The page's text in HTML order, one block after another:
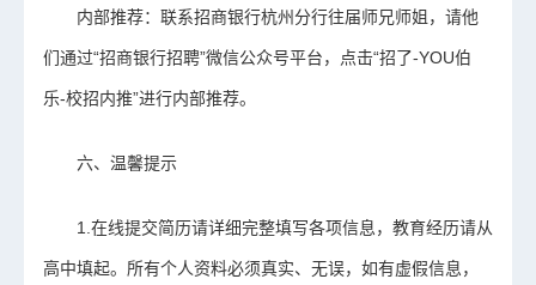
内部推荐： 联系招商银行杭州分行往届师兄师姐，请他
们通过“招商银行招聘”微信公众号平台，点击“招了-YOU伯
乐-校招内推”进行内部推荐。
六、温馨提示
1.在线提交简历请详细完整填写各项信息，教育经历请从
高中填起。所有个人资料必须真实、无误，如有虚假信息，